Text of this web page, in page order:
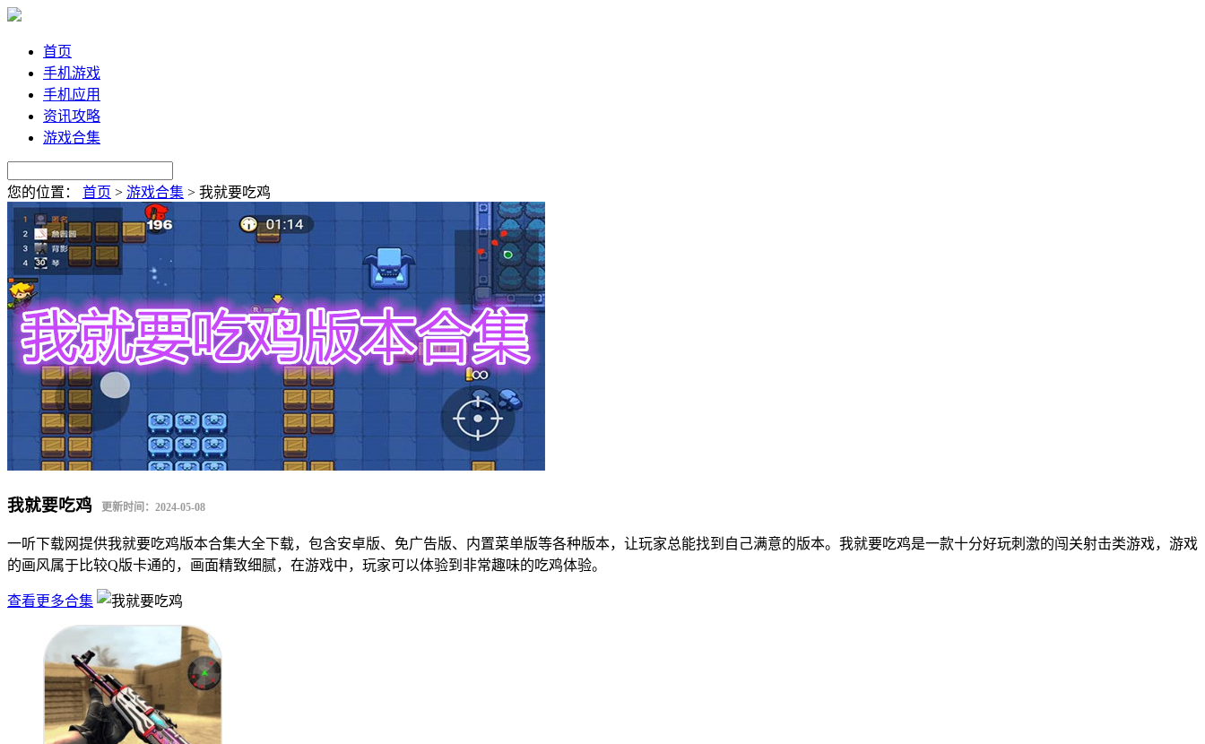
首页
手机游戏
手机应用
资讯攻略
游戏合集
您的位置： 首页 > 游戏合集 > 我就要吃鸡
我就要吃鸡 更新时间：2024-05-08
一听下载网提供我就要吃鸡版本合集大全下载，包含安卓版、免广告版、内置菜单版等各种版本，让玩家总能找到自己满意的版本。我就要吃鸡是一款十分好玩刺激的闯关射击类游戏，游戏
的画风属于比较Q版卡通的，画面精致细腻，在游戏中，玩家可以体验到非常趣味的吃鸡体验。
查看更多合集